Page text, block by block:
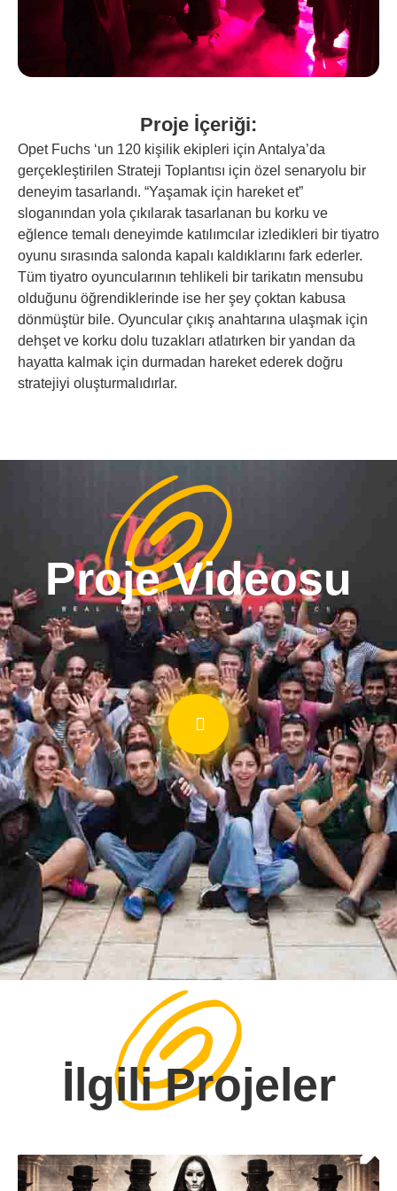
Proje İçeriği:
Opet Fuchs ‘un 120 kişilik ekipleri için Antalya’da
gerçekleştirilen Strateji Toplantısı için özel senaryolu bir
deneyim tasarlandı. “Yaşamak için hareket et”
sloganından yola çıkılarak tasarlanan bu korku ve
eğlence temalı deneyimde katılımcılar izledikleri bir tiyatro
oyunu sırasında salonda kapalı kaldıklarını fark ederler.
Tüm tiyatro oyuncularının tehlikeli bir tarikatın mensubu
olduğunu öğrendiklerinde ise her şey çoktan kabusa
dönmüştür bile. Oyuncular çıkış anahtarına ulaşmak için
dehşet ve korku dolu tuzakları atlatırken bir yandan da
hayatta kalmak için durmadan hareket ederek doğru
stratejiyi oluşturmalıdırlar.
Proje Videosu
İlgili Projeler